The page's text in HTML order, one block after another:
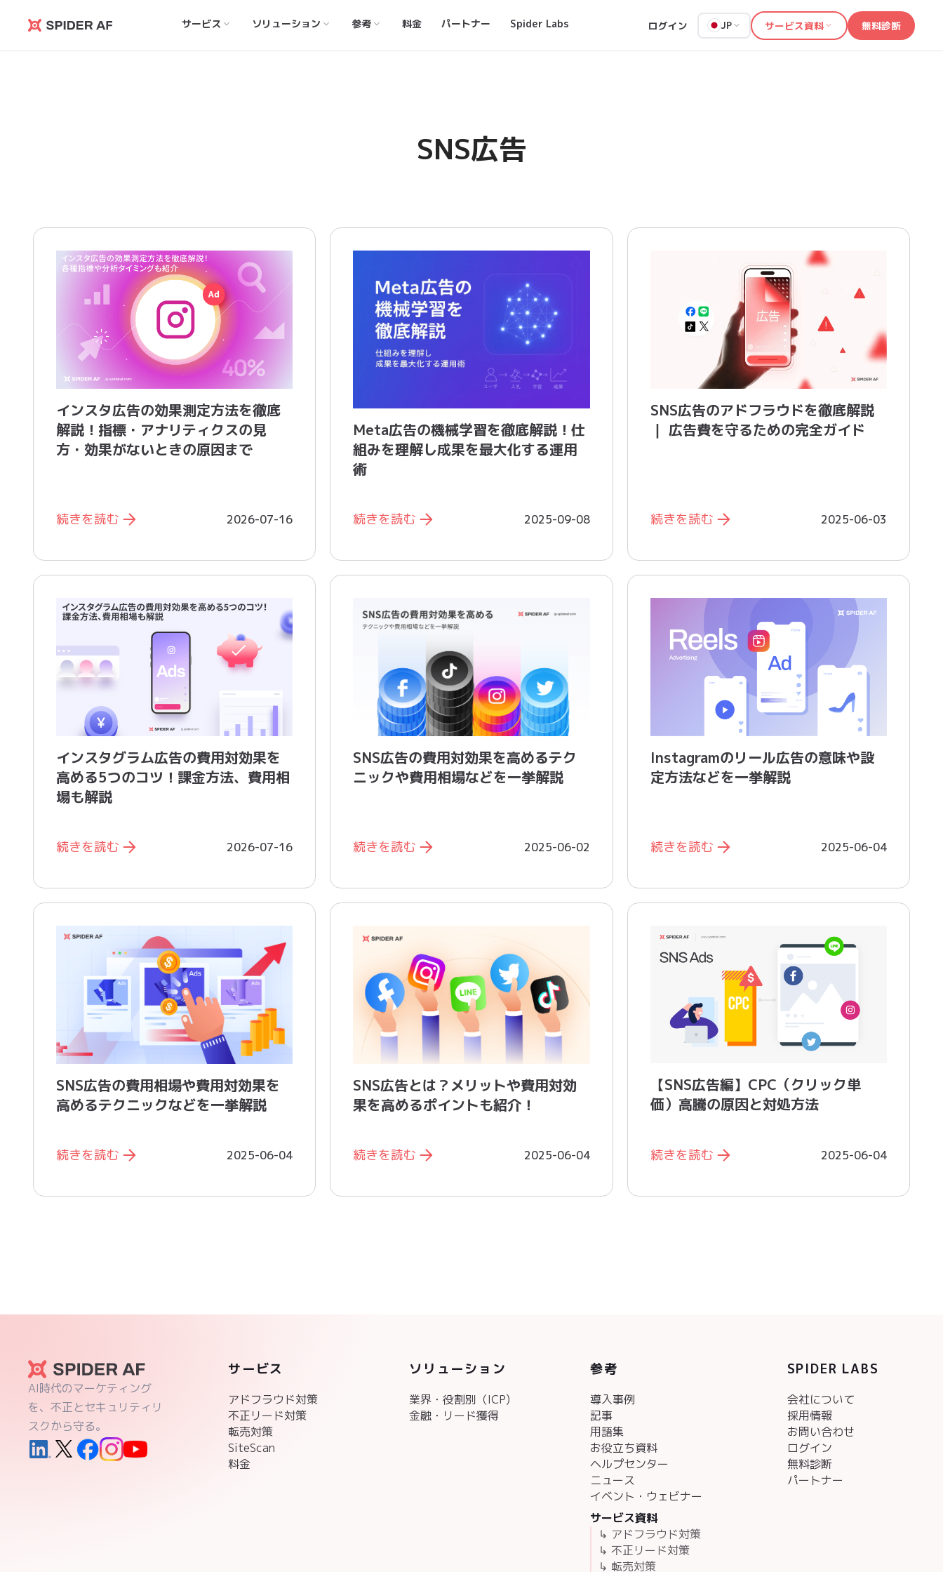
Spider
サービス ソリューション 参考 料金 パートナー Spider Labs ログイン JP サービス資料 無料診断
SNS広告
インスタ広告の効果測定方法を徹底
解説！指標・アナリティクスの見
方・効果がないときの原因まで
続きを読む 2026-07-16
Meta広告の機械学習を徹底解説！仕
組みを理解し成果を最大化する運用
術
続きを読む 2025-09-08
SNS広告のアドフラウドを徹底解説
｜ 広告費を守るための完全ガイド
続きを読む 2025-06-03
インスタグラム広告の費用対効果を
高める5つのコツ！課金方法、費用相
場も解説
続きを読む 2026-07-16
SNS広告の費用対効果を高めるテク
ニックや費用相場などを一挙解説
続きを読む 2025-06-02
Instagramのリール広告の意味や設
定方法などを一挙解説
続きを読む 2025-06-04
SNS広告の費用相場や費用対効果を
高めるテクニックなどを一挙解説
続きを読む 2025-06-04
SNS広告とは？メリットや費用対効
果を高めるポイントも紹介！
続きを読む 2025-06-04
【SNS広告編】CPC（クリック単
価）高騰の原因と対処方法
続きを読む 2025-06-04
AI時代のマーケティング
を、不正とセキュリティリ
スクから守る。
サービス
アドフラウド対策
不正リード対策
転売対策
SiteScan
料金
ソリューション
業界・役割別（ICP)
金融・リード獲得
参考
導入事例
記事
用語集
お役立ち資料
ヘルプセンター
ニュース
イベント・ウェビナー
サービス資料
↳ アドフラウド対策
↳ 不正リード対策
↳ 転売対策
SPIDER LABS
会社について
採用情報
お問い合わせ
ログイン
無料診断
パートナー